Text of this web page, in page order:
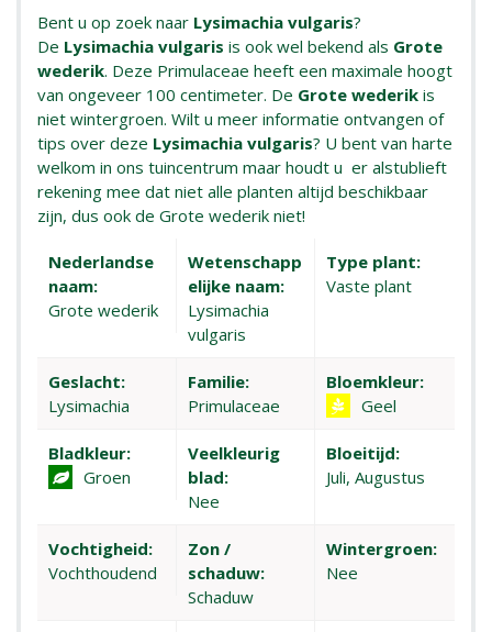
Bent u op zoek naar Lysimachia vulgaris?
De Lysimachia vulgaris is ook wel bekend als Grote
wederik. Deze Primulaceae heeft een maximale hoogt
van ongeveer 100 centimeter. De Grote wederik is
niet wintergroen. Wilt u meer informatie ontvangen of
tips over deze Lysimachia vulgaris? U bent van harte
welkom in ons tuincentrum maar houdt u er alstublieft
rekening mee dat niet alle planten altijd beschikbaar
zijn, dus ook de Grote wederik niet!
Nederlandse
naam:
Grote wederik
Wetenschapp
elijke naam:
Lysimachia
vulgaris
Type plant:
Vaste plant
Geslacht:
Lysimachia
Familie:
Primulaceae
Bloemkleur:
Geel
Bladkleur:
Groen
Veelkleurig
blad:
Nee
Bloeitijd:
Juli, Augustus
Vochtigheid:
Vochthoudend
Zon /
schaduw:
Schaduw
Wintergroen:
Nee